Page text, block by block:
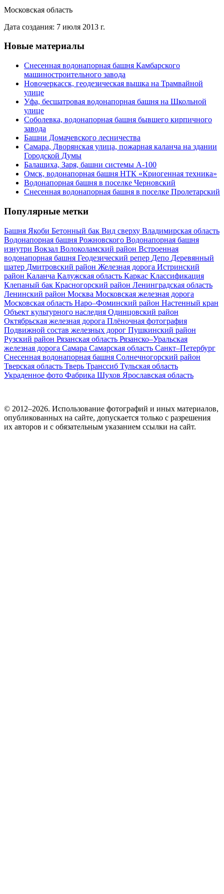
Московская область
Дата создания: 7 июля 2013 г.
Новые материалы
Снесенная водонапорная башня Камбарского
машиностроительного завода
Новочеркасск, геодезическая вышка на Трамвайной
улице
Уфа, бесшатровая водонапорная башня на Школьной
улице
Соболевка, водонапорная башня бывшего кирпичного
завода
Башни Домачевского лесничества
Самара, Дворянская улица, пожарная каланча на здании
Городской Думы
Балашиха, Заря, башни системы А-100
Омск, водонапорная башня НТК «Криогенная техника»
Водонапорная башня в поселке Черновский
Снесенная водонапорная башня в поселке Пролетарский
Популярные метки
Башня Якоби Бетонный бак Вид сверху Владимирская область
Водонапорная башня Рожновского Водонапорная башня
изнутри Вокзал Волоколамский район Встроенная
водонапорная башня Геодезический репер Депо Деревянный
шатер Дмитровский район Железная дорога Истринский
район Каланча Калужская область Каркас Классификация
Клепаный бак Красногорский район Ленинградская область
Ленинский район Москва Московская железная дорога
Московская область Наро–Фоминский район Настенный кран
Объект культурного наследия Одинцовский район
Октябрьская железная дорога Плёночная фотография
Подвижной состав железных дорог Пушкинский район
Рузский район Рязанская область Рязанско–Уральская
железная дорога Самара Самарская область Санкт–Петербург
Снесенная водонапорная башня Солнечногорский район
Тверская область Тверь Транссиб Тульская область
Украденное фото Фабрика Шухов Ярославская область
© 2012–2026. Использование фотографий и иных материалов,
опубликованных на сайте, допускается только с разрешения
их авторов и c обязательным указанием ссылки на сайт.